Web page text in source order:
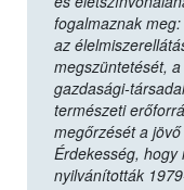
fogalmaznak
az
megszüntetését,
gazdasági-
természeti
megőrzését a
Érdekesség,
nyilvánították